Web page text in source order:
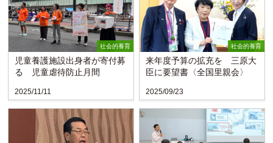
社会的養育
児童養護施設出身者が寄付募
る 児童虐待防止月間
2025/11/11
社会的養育
来年度予算の拡充を 三原大
臣に要望書〈全国里親会〉
2025/09/23